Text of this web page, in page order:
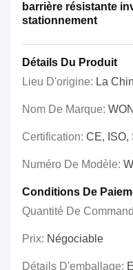
barrière résistante
stationnement
Détails Du Produit
Lieu D'origine: La
Nom De Marque:
Certification: CE, ISO,
Numéro De Modèle:
Conditions De
Quantité De
Prix: Négociable
Détails D'emballage: